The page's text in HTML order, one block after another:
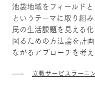
池袋地域をフィールド
というテーマに取り組
民の生活課題を見える
図るための方法論を計
ながるアプローチを考え
立教サービスラーニ